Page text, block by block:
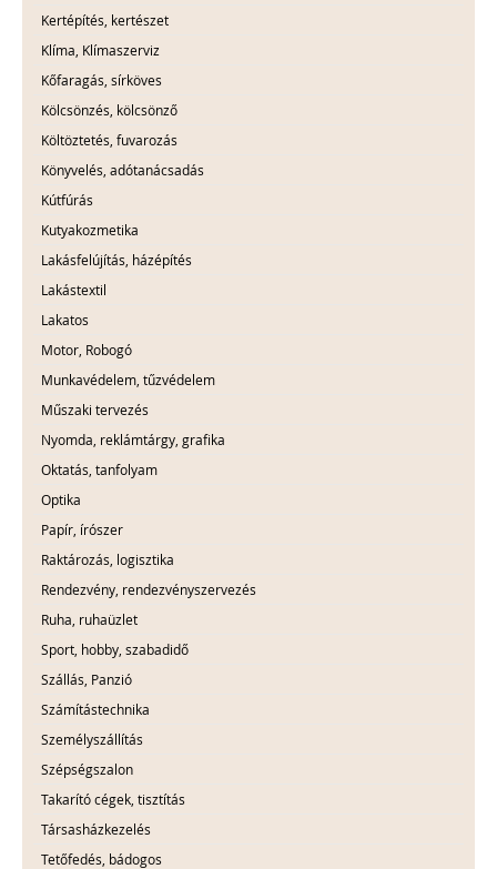
Kertépítés, kertészet
Klíma, Klímaszerviz
Kőfaragás, sírköves
Kölcsönzés, kölcsönző
Költöztetés, fuvarozás
Könyvelés, adótanácsadás
Kútfúrás
Kutyakozmetika
Lakásfelújítás, házépítés
Lakástextil
Lakatos
Motor, Robogó
Munkavédelem, tűzvédelem
Műszaki tervezés
Nyomda, reklámtárgy, grafika
Oktatás, tanfolyam
Optika
Papír, írószer
Raktározás, logisztika
Rendezvény, rendezvényszervezés
Ruha, ruhaüzlet
Sport, hobby, szabadidő
Szállás, Panzió
Számítástechnika
Személyszállítás
Szépségszalon
Takarító cégek, tisztítás
Társasházkezelés
Tetőfedés, bádogos